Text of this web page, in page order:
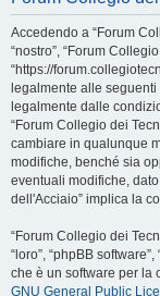
Accedendo a “Forum
“nostro”, “Forum
“https://
legalmente alle
legalmente dalle
“Forum Collegio dei
cambiare in qualunque
modifiche, benché sia
eventuali modifiche,
dell'Acciaio” implica la
“Forum Collegio dei
“loro”, “phpBB
che è un software per la
GNU General Public